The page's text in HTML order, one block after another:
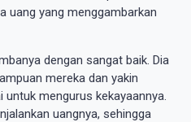
uang yang menggambarkan
dengan sangat baik. Dia
mereka dan yakin
mengurus kekayaannya.
uangnya, sehingga